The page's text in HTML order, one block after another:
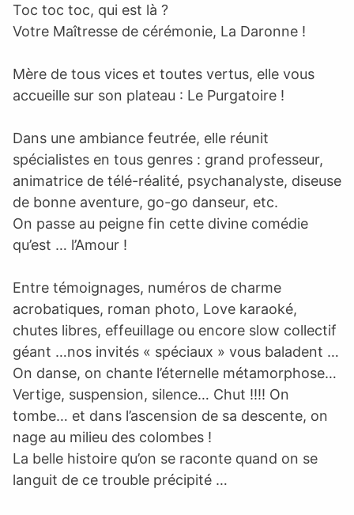
Toc toc toc, qui est là ?
Votre Maîtresse de cérémonie, La Daronne !
Mère de tous vices et toutes vertus, elle vous
accueille sur son plateau : Le Purgatoire !
Dans une ambiance feutrée, elle réunit
spécialistes en tous genres : grand professeur,
animatrice de télé-réalité, psychanalyste, diseuse
de bonne aventure, go-go danseur, etc.
On passe au peigne fin cette divine comédie
qu’est … l’Amour !
Entre témoignages, numéros de charme
acrobatiques, roman photo, Love karaoké,
chutes libres, effeuillage ou encore slow collectif
géant …nos invités « spéciaux » vous baladent …
On danse, on chante l’éternelle métamorphose…
Vertige, suspension, silence… Chut !!!! On
tombe… et dans l’ascension de sa descente, on
nage au milieu des colombes !
La belle histoire qu’on se raconte quand on se
languit de ce trouble précipité …